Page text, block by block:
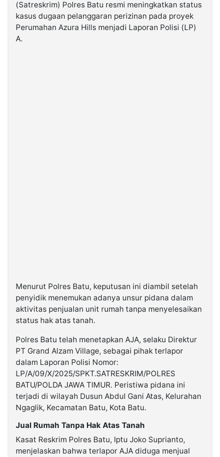
Kabarbaru.co
2026
(Satreskrim) Polres Batu resmi meningkatkan status
kasus dugaan pelanggaran perizinan pada proyek
Perumahan Azura Hills menjadi Laporan Polisi (LP)
A.
Menurut Polres Batu, keputusan ini diambil setelah
penyidik menemukan adanya unsur pidana dalam
aktivitas penjualan unit rumah tanpa menyelesaikan
status hak atas tanah.
Polres Batu telah menetapkan AJA, selaku Direktur
PT Grand Alzam Village, sebagai pihak terlapor
dalam Laporan Polisi Nomor:
LP/A/09/X/2025/SPKT.SATRESKRIM/POLRES
BATU/POLDA JAWA TIMUR. Peristiwa pidana ini
terjadi di wilayah Dusun Abdul Gani Atas, Kelurahan
Ngaglik, Kecamatan Batu, Kota Batu.
Jual Rumah Tanpa Hak Atas Tanah
Kasat Reskrim Polres Batu, Iptu Joko Suprianto,
menjelaskan bahwa terlapor AJA diduga menjual